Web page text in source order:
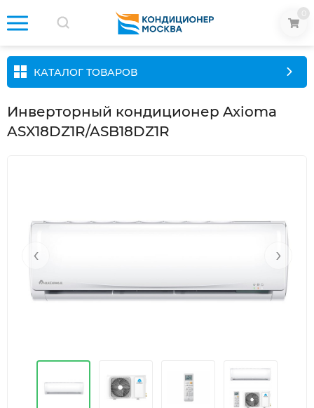
КАТАЛОГ ТОВАРОВ
Инверторный кондиционер Axioma
ASX18DZ1R/ASB18DZ1R
‹ ›